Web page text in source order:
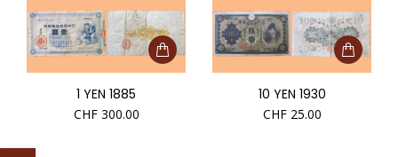
1 YEN 1885
CHF300.00
10 YEN 1930
CHF25.00